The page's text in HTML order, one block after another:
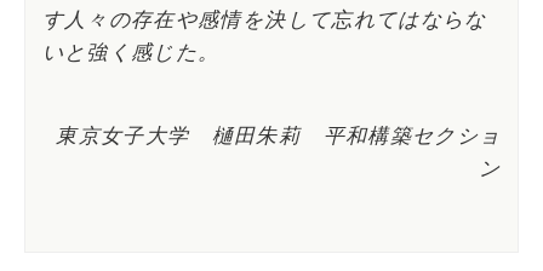
す人々の存在や感情を決して忘れてはならな
いと強く感じた。
東京女子大学 樋田朱莉 平和構築セクショ
ン